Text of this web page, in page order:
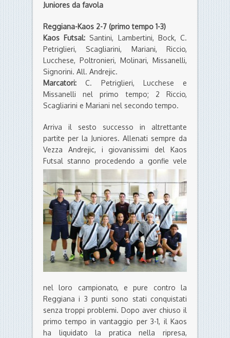
Juniores da favola
Reggiana-Kaos 2-7 (primo tempo 1-3)
Kaos Futsal: Santini, Lambertini, Bock, C.
Petriglieri, Scagliarini, Mariani, Riccio,
Lucchese, Poltronieri, Molinari, Missanelli,
Signorini. All. Andrejic.
Marcatori: C. Petriglieri, Lucchese e
Missanelli nel primo tempo; 2 Riccio,
Scagliarini e Mariani nel secondo tempo.
Arriva il sesto successo in altrettante
partite per la Juniores. Allenati sempre da
Vezza Andrejic, i giovanissimi del Kaos
Futsal stanno procedendo a gonfie vele
nel loro campionato, e pure contro la
Reggiana i 3 punti sono stati conquistati
senza troppi problemi. Dopo aver chiuso il
primo tempo in vantaggio per 3-1, il Kaos
ha liquidato la pratica nella ripresa,